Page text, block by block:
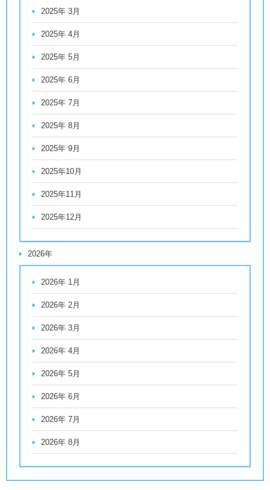
2025年 3月
2025年 4月
2025年 5月
2025年 6月
2025年 7月
2025年 8月
2025年 9月
2025年10月
2025年11月
2025年12月
2026年
2026年 1月
2026年 2月
2026年 3月
2026年 4月
2026年 5月
2026年 6月
2026年 7月
2026年 8月